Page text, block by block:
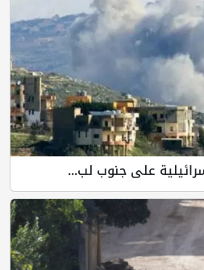
على جنوب لب...